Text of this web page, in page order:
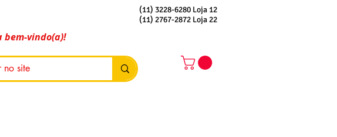
(11) 3228-6280 Loja 12
(11) 2767-2872 Loja 22
bem-vindo(a)!